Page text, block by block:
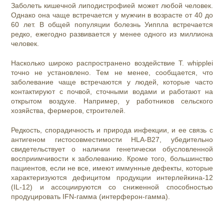
Заболеть кишечной липодистрофией может любой человек.
Однако она чаще встречается у мужчин в возрасте от 40 до
60 лет. В общей популяции болезнь Уиппла встречается
редко, ежегодно развивается у менее одного из миллиона
человек.
Насколько широко распространено воздействие T. whipplei
точно не установлено. Тем не менее, сообщается, что
заболевание чаще встречаются у людей, которые часто
контактируют с почвой, сточными водами и работают на
открытом воздухе. Например, у работников сельского
хозяйства, фермеров, строителей.
Редкость, спорадичность и природа инфекции, и ее связь с
антигеном гистосовместимости HLA-B27, убедительно
свидетельствует о наличии генетически обусловленной
восприимчивости к заболеванию. Кроме того, большинство
пациентов, если не все, имеют иммунные дефекты, которые
характеризуются дефицитом продукции интерлейкина-12
(IL-12) и ассоциируются со сниженной способностью
продуцировать IFN-гамма (интерферон-гамма).